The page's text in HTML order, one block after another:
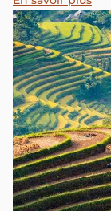
national, il
royaux, de
passé. C’est un lieu idéal pour mieux comprendre
l’histoire du
conservée.
informations
des lieux